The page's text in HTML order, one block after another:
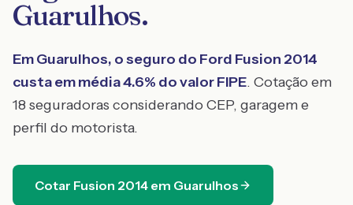
Guarulhos.
EmGuarulhos, o seguro do Ford Fusion 2014
custa em média4.6% do valor FIPE. Cotação em
18 seguradoras considerando CEP, garagem e
perfil do motorista.
Cotar Fusion 2014 em Guarulhos